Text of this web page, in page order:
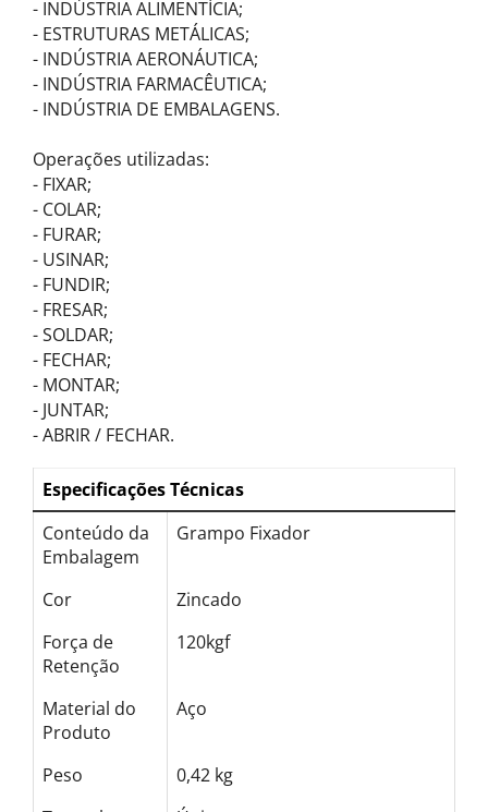
- INDÚSTRIA ALIMENTÍCIA;
- ESTRUTURAS METÁLICAS;
- INDÚSTRIA AERONÁUTICA;
- INDÚSTRIA FARMACÊUTICA;
- INDÚSTRIA DE EMBALAGENS.
Operações utilizadas:
- FIXAR;
- COLAR;
- FURAR;
- USINAR;
- FUNDIR;
- FRESAR;
- SOLDAR;
- FECHAR;
- MONTAR;
- JUNTAR;
- ABRIR / FECHAR.
Especificações Técnicas
Conteúdo da
Embalagem
Grampo Fixador
Cor
Zincado
Força de
Retenção
120kgf
Material do
Produto
Aço
Peso
0,42 kg